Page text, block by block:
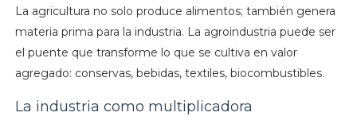
La agricultura no solo produce alimentos; también genera
materia prima para la industria. La agroindustria puede ser
el puente que transforme lo que se cultiva en valor
agregado: conservas, bebidas, textiles, biocombustibles.
La industria como multiplicadora